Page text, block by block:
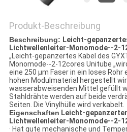
Produkt-Beschreibung
Beschreibung: Leicht-
Lichtwellenleiter-Monomode--2-
„Leicht-gepanzertes Kabel des
Monomode--2-12cores Unitube
eine 250 μm Faser in ein loses
hohen Modulmaterial hergestellt
wasserabweisenden Mittel gefüllt
Stahldrähte werden auf beide
Seiten. Die Vinylhülle wird verkabelt.
Eigenschaften Leicht-
Lichtwellenleiter-Monomode--2-
· Hat gute mechanische und